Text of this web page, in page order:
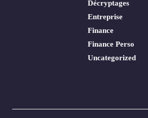
Décryptages
Entreprise
Finance
Finance Perso
Uncategorized